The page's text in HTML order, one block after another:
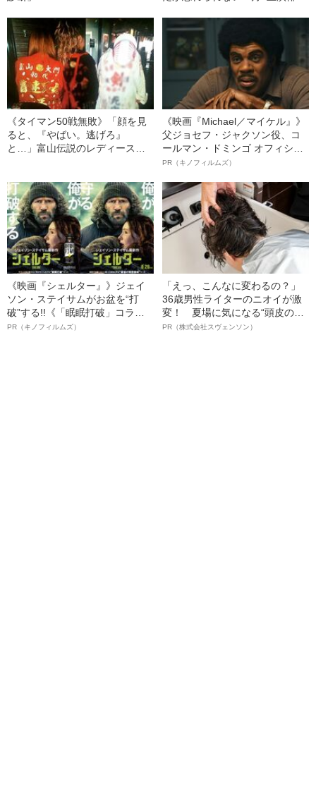
《タイマン50戦無敗》「顔を見
ると、『やばい。逃げろ』
と…」富山伝説のレディース初
《映画『Michael／マイケル』》
父ジョセフ・ジャクソン役、コ
ールマン・ドミンゴ オフィシャ
ルインタビュー“観客を魅了した
語る”《日本興収70億円突破》
PR（キノフィルムズ）
《映画『シェルター』》ジェイ
ソン・ステイサムがお盆を“打
破”する!!《「眠眠打破」コラ
ボ》
PR（キノフィルムズ）
「えっ、こんなに変わるの？」
36歳男性ライターのニオイが激
変！ 夏場に気になる“頭皮のニ
オイ”や“ベタつき”を解消す
PR（株式会社スヴェンソン）